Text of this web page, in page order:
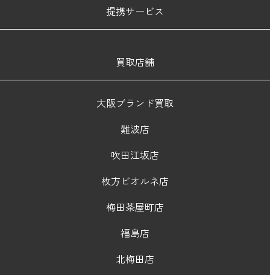
提携サービス
買取店舗
大阪ブランド買取
難波店
吹田江坂店
枚方ビオルネ店
梅田茶屋町店
福島店
北梅田店